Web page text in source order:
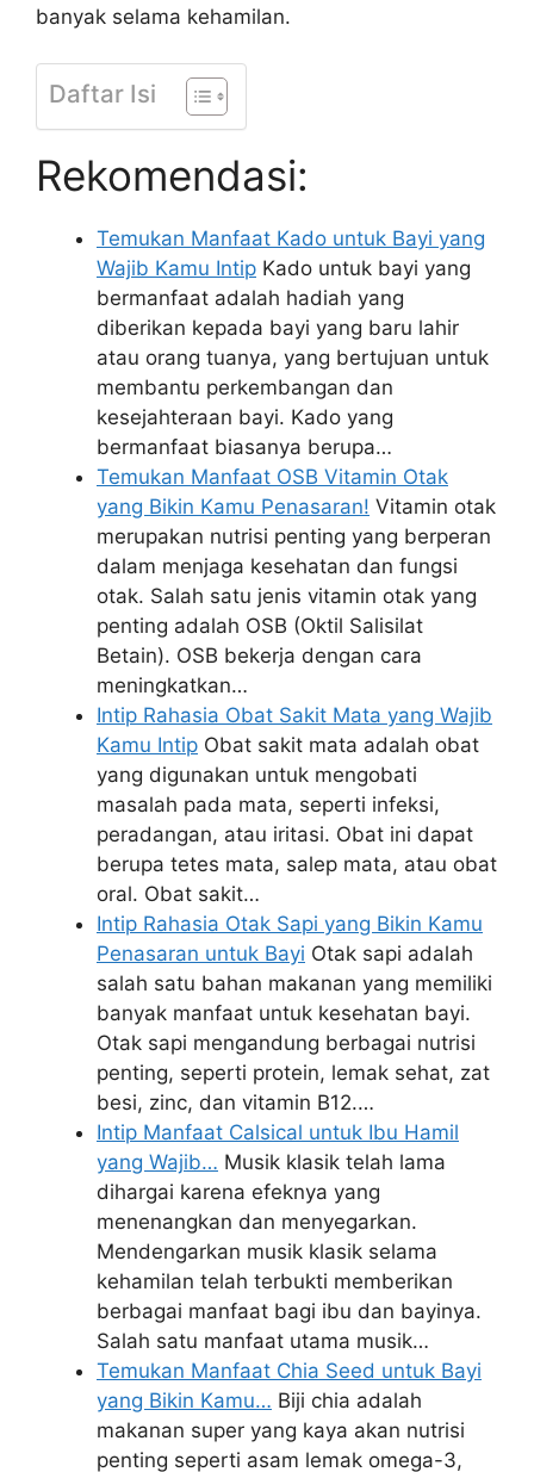
banyak selama kehamilan.
Daftar Isi
Rekomendasi:
Temukan Manfaat Kado untuk Bayi yang
Wajib Kamu Intip Kado untuk bayi yang
bermanfaat adalah hadiah yang
diberikan kepada bayi yang baru lahir
atau orang tuanya, yang bertujuan untuk
membantu perkembangan dan
kesejahteraan bayi. Kado yang
bermanfaat biasanya berupa…
Temukan Manfaat OSB Vitamin Otak
yang Bikin Kamu Penasaran! Vitamin otak
merupakan nutrisi penting yang berperan
dalam menjaga kesehatan dan fungsi
otak. Salah satu jenis vitamin otak yang
penting adalah OSB (Oktil Salisilat
Betain). OSB bekerja dengan cara
meningkatkan…
Intip Rahasia Obat Sakit Mata yang Wajib
Kamu Intip Obat sakit mata adalah obat
yang digunakan untuk mengobati
masalah pada mata, seperti infeksi,
peradangan, atau iritasi. Obat ini dapat
berupa tetes mata, salep mata, atau obat
oral. Obat sakit…
Intip Rahasia Otak Sapi yang Bikin Kamu
Penasaran untuk Bayi Otak sapi adalah
salah satu bahan makanan yang memiliki
banyak manfaat untuk kesehatan bayi.
Otak sapi mengandung berbagai nutrisi
penting, seperti protein, lemak sehat, zat
besi, zinc, dan vitamin B12.…
Intip Manfaat Calsical untuk Ibu Hamil
yang Wajib… Musik klasik telah lama
dihargai karena efeknya yang
menenangkan dan menyegarkan.
Mendengarkan musik klasik selama
kehamilan telah terbukti memberikan
berbagai manfaat bagi ibu dan bayinya.
Salah satu manfaat utama musik…
Temukan Manfaat Chia Seed untuk Bayi
yang Bikin Kamu… Biji chia adalah
makanan super yang kaya akan nutrisi
penting seperti asam lemak omega-3,